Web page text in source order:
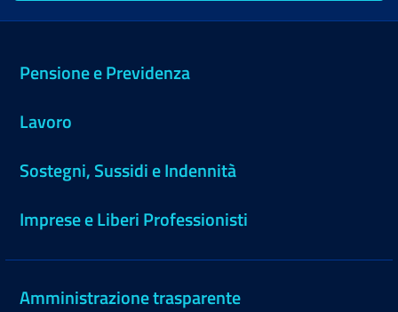
Pensione e Previdenza
Lavoro
Sostegni, Sussidi e Indennità
Imprese e Liberi Professionisti
Amministrazione trasparente